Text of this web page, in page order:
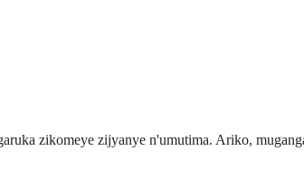
zikomeye zijyanye n'umutima. Ariko,